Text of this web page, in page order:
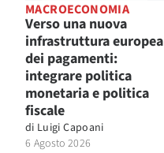
MACROECONOMIA
Verso una nuova
infrastruttura europea
dei pagamenti:
integrare politica
monetaria e politica
fiscale
di Luigi Capoani
6 Agosto 2026